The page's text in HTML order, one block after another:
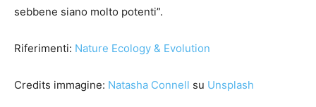
sebbene siano molto potenti”.
Riferimenti: Nature Ecology & Evolution
Credits immagine: Natasha Connell su Unsplash